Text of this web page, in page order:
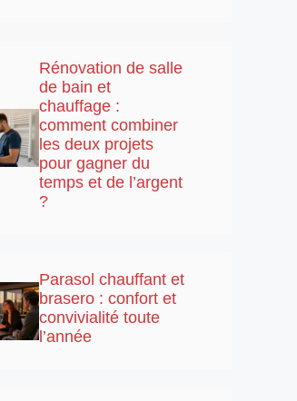
Rénovation de salle
de bain et
chauffage :
comment combiner
les deux projets
pour gagner du
temps et de l’argent
?
Parasol chauffant et
brasero : confort et
convivialité toute
l’année